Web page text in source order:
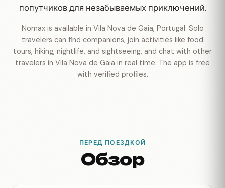
попутчиков для незабываемых приключений.
Nomax is available in Vila Nova de Gaia, Portugal. Solo
travelers can find companions, join activities like food
tours, hiking, nightlife, and sightseeing, and chat with other
travelers in Vila Nova de Gaia in real time. The app is free
with verified profiles.
ПЕРЕД ПОЕЗДКОЙ
Обзор